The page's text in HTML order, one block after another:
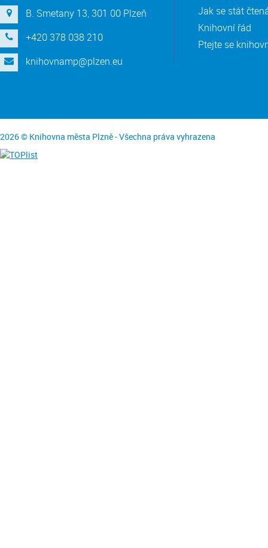
B. Smetany 13, 301 00 Plzeň
+420 378 038 210
knihovnamp@plzen.eu
Jak se stát
Knihovní řád
Ptejte se
2026 © Knihovna města Plzně - Všechna práva vyhrazena